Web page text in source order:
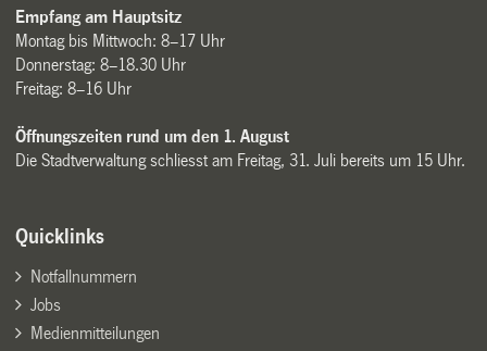
Empfang am Hauptsitz
Montag bis Mittwoch: 8–17 Uhr
Donnerstag: 8–18.30 Uhr
Freitag: 8–16 Uhr
Öffnungszeiten rund um den 1. August
Die Stadtverwaltung schliesst am Freitag, 31. Juli bereits um 15 Uhr.
Quicklinks
Notfallnummern
Jobs
Medienmitteilungen